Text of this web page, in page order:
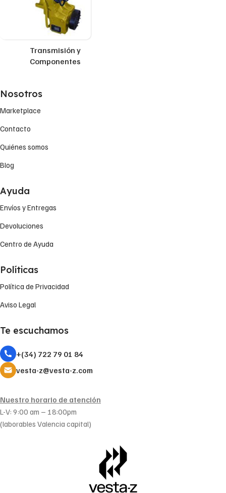
Transmisión y
Componentes
Nosotros
Marketplace
Contacto
Quiénes somos
Blog
Ayuda
Envíos y Entregas
Devoluciones
Centro de Ayuda
Políticas
Política de Privacidad
Aviso Legal
Te escuchamos
+(34) 722 79 01 84
vesta-z@vesta-z.com
Nuestro horario de atención
L-V: 9:00 am – 18:00pm
(laborables Valencia capital)